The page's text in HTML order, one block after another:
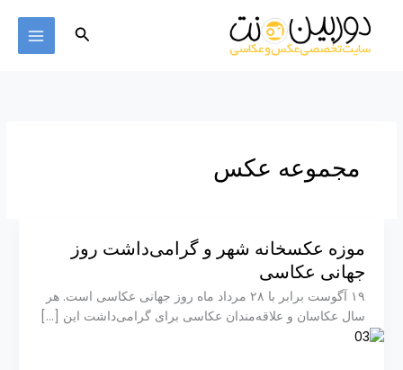
content
Search
مجموعه عکس
موزه عکسخانه شهر و گرامی‌‌داشت روز
جهانی عکاسی
۱۹ آگوست برابر با ۲۸ مرداد ماه روز جهانی عکاسی است. هر
سال عکاسان و علاقه‌مندان عکاسی برای گرامی‌داشت این […]